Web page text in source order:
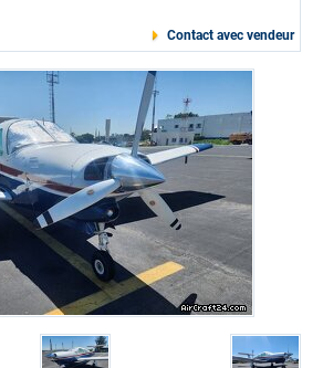
Contact avec vendeur